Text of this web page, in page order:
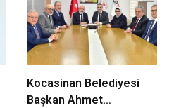
Kocasinan Belediyesi
Başkan Ahmet